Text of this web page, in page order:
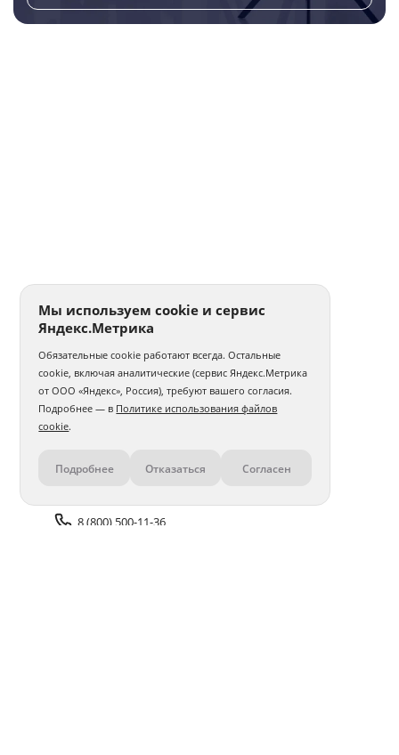
Контакты
8 (800) 500-11-36
Мы используем cookie и сервис
Яндекс.Метрика
Обязательные cookie работают всегда. Остальные
cookie, включая аналитические (сервис Яндекс.Метрика
от ООО «Яндекс», Россия), требуют вашего согласия.
Подробнее — в Политике использования файлов
cookie.
Подробнее Отказаться Согласен